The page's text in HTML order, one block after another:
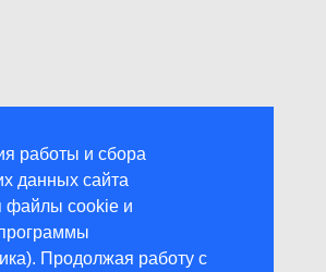
работы и сбора
данных сайта
файлы cookie и
Продолжая работу с